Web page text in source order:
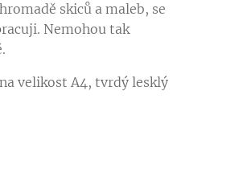
skiců a maleb, se
Nemohou tak
velikost A4, tvrdý lesklý